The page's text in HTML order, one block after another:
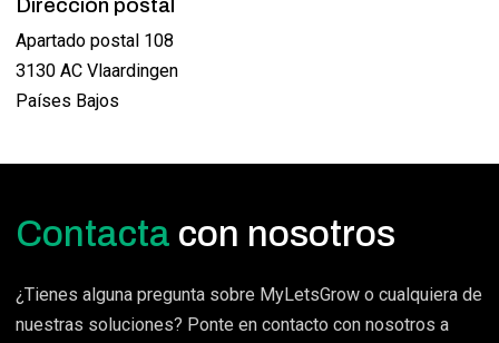
Dirección postal
Apartado postal 108
3130 AC Vlaardingen
Países Bajos
Contacta con nosotros
¿Tienes alguna pregunta sobre MyLetsGrow o cualquiera de
nuestras soluciones? Ponte en contacto con nosotros a